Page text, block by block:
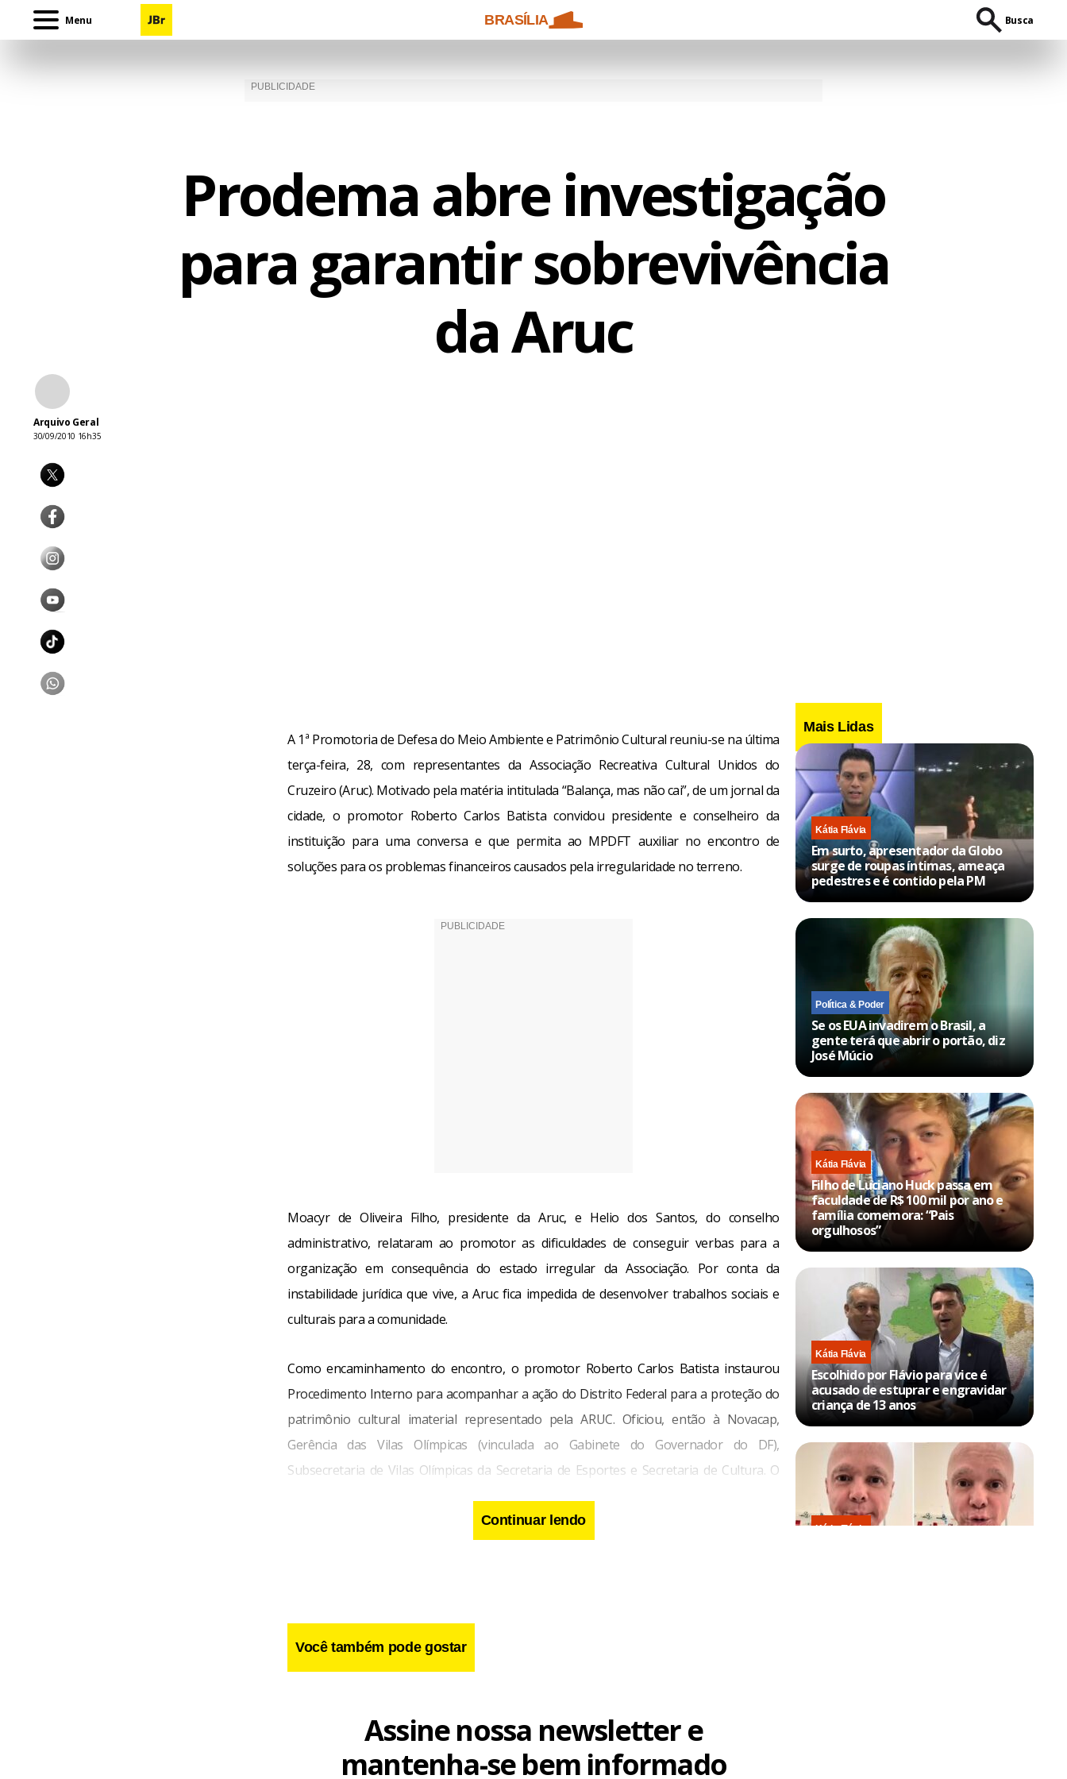
Menu BRASÍLIA Busca
Prodema abre investigação
para garantir sobrevivência
da Aruc
Arquivo Geral
30/09/2010 16h35
A 1ª Promotoria de Defesa do Meio Ambiente e Patrimônio Cultural reuniu-se na última
terça-feira, 28, com representantes da Associação Recreativa Cultural Unidos do
Cruzeiro (Aruc). Motivado pela matéria intitulada “Balança, mas não cai”, de um jornal da
cidade, o promotor Roberto Carlos Batista convidou presidente e conselheiro da
instituição para uma conversa e que permita ao MPDFT auxiliar no encontro de
soluções para os problemas financeiros causados pela irregularidade no terreno.
Moacyr de Oliveira Filho, presidente da Aruc, e Helio dos Santos, do conselho
administrativo, relataram ao promotor as dificuldades de conseguir verbas para a
organização em consequência do estado irregular da Associação. Por conta da
instabilidade jurídica que vive, a Aruc fica impedida de desenvolver trabalhos sociais e
culturais para a comunidade.
Como encaminhamento do encontro, o promotor Roberto Carlos Batista instaurou
Procedimento Interno para acompanhar a ação do Distrito Federal para a proteção do
patrimônio cultural imaterial representado pela ARUC. Oficiou, então à Novacap,
Gerência das Vilas Olímpicas (vinculada ao Gabinete do Governador do DF),
Subsecretaria de Vilas Olímpicas da Secretaria de Esportes e Secretaria de Cultura. O
remediar o problema – além de garantir a proteção do patrimônio cultural
Continuar lendo
Você também pode gostar
Mais Lidas
Kátia Flávia
Em surto, apresentador da Globo
surge de roupas íntimas, ameaça
pedestres e é contido pela PM
Política & Poder
Se os EUA invadirem o Brasil, a
gente terá que abrir o portão, diz
José Múcio
Kátia Flávia
Filho de Luciano Huck passa em
faculdade de R$ 100 mil por ano e
família comemora: “Pais
orgulhosos”
Kátia Flávia
Escolhido por Flávio para vice é
acusado de estuprar e engravidar
criança de 13 anos
Kátia Flávia
Assine nossa newsletter e
mantenha-se bem informado